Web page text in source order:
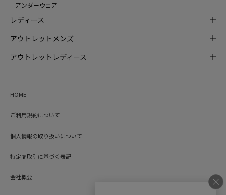
アンダーウェア
レディース
アウトレットメンズ
アウトレットレディース
HOME
ご利用規約について
個人情報の取り扱いについて
特定商取引に基づく表記
会社概要